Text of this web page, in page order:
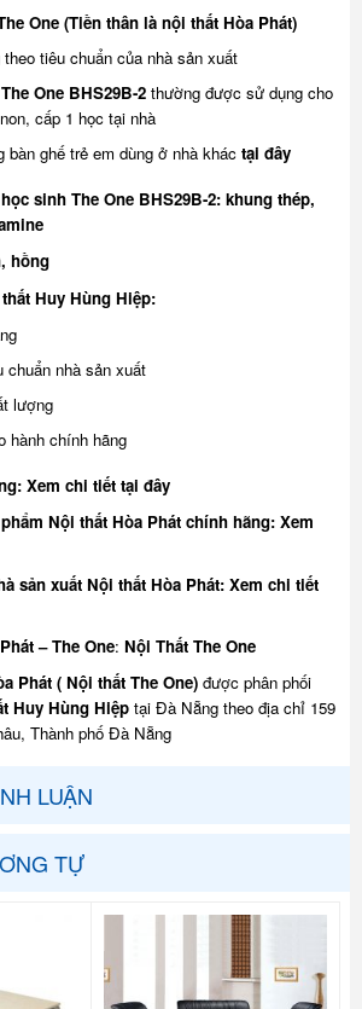
One (Tiền thân là nội thất Hòa Phát)
tiêu chuẩn của nhà sản xuất
One BHS29B-2 thường được sử dụng cho
cấp 1 học tại nhà
bàn ghế trẻ em dùng ở nhà khác tại đây
sinh The One BHS29B-2: khung thép,
hồng
Huy Hùng Hiệp:
chuẩn nhà sản xuất
lượng
hành chính hãng
Xem chi tiết tại đây
Nội thất Hòa Phát chính hãng: Xem
sản xuất Nội thất Hòa Phát: Xem chi tiết
– The One: Nội Thất The One
Phát ( Nội thất The One)được phân phối
Huy Hùng Hiệptại Đà Nẵng theo địa chỉ 159
Thành phố Đà Nẵng
LUẬN
TỰ